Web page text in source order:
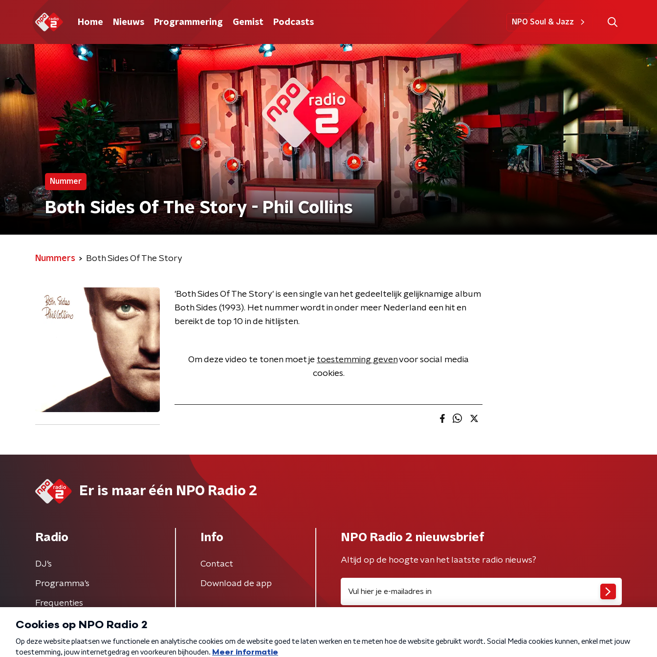
Home Nieuws Programmering Gemist Podcasts NPO Soul & Jazz
Nummer
Both Sides Of The Story - Phil Collins
Nummers Both Sides Of The Story
'Both Sides Of The Story' is een single van het gedeeltelijk gelijknamige album
Both Sides (1993). Het nummer wordt in onder meer Nederland een hit en
bereikt de top 10 in de hitlijsten.
Om deze video te tonen moet je toestemming gevenvoor social media
cookies.
Er is maar één NPO Radio 2
Radio
DJ’s
Programma's
Frequenties
Info
Contact
Download de app
NPO Radio 2 nieuwsbrief
Altijd op de hoogte van het laatste radio nieuws?